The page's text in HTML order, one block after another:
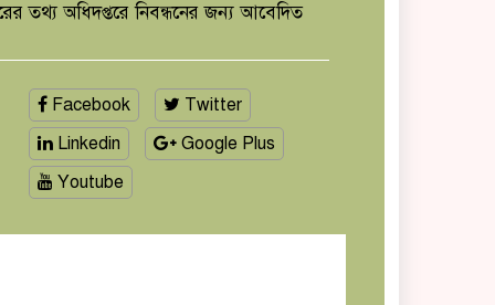
তথ্য অধিদপ্তরে নিবন্ধনের জন্য আবেদিত
Facebook
Twitter
Linkedin
Google Plus
Youtube